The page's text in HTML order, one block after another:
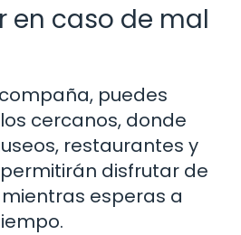
en caso de mal
puedes
cercanos, donde
restaurantes y
disfrutar de
esperas a